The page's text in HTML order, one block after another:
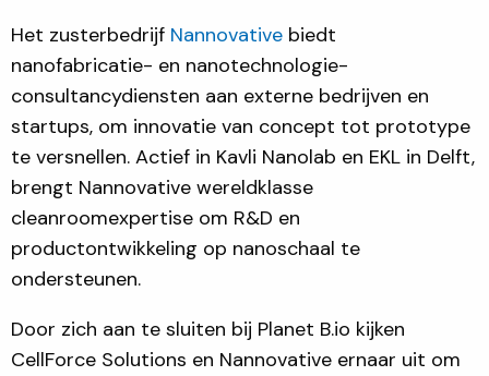
Het zusterbedrijf Nannovative biedt
nanofabricatie- en nanotechnologie-
consultancydiensten aan externe bedrijven en
startups, om innovatie van concept tot prototype
te versnellen. Actief in Kavli Nanolab en EKL in Delft,
brengt Nannovative wereldklasse
cleanroomexpertise om R&D en
productontwikkeling op nanoschaal te
ondersteunen.
Door zich aan te sluiten bij Planet B.io kijken
CellForce Solutions en Nannovative ernaar uit om